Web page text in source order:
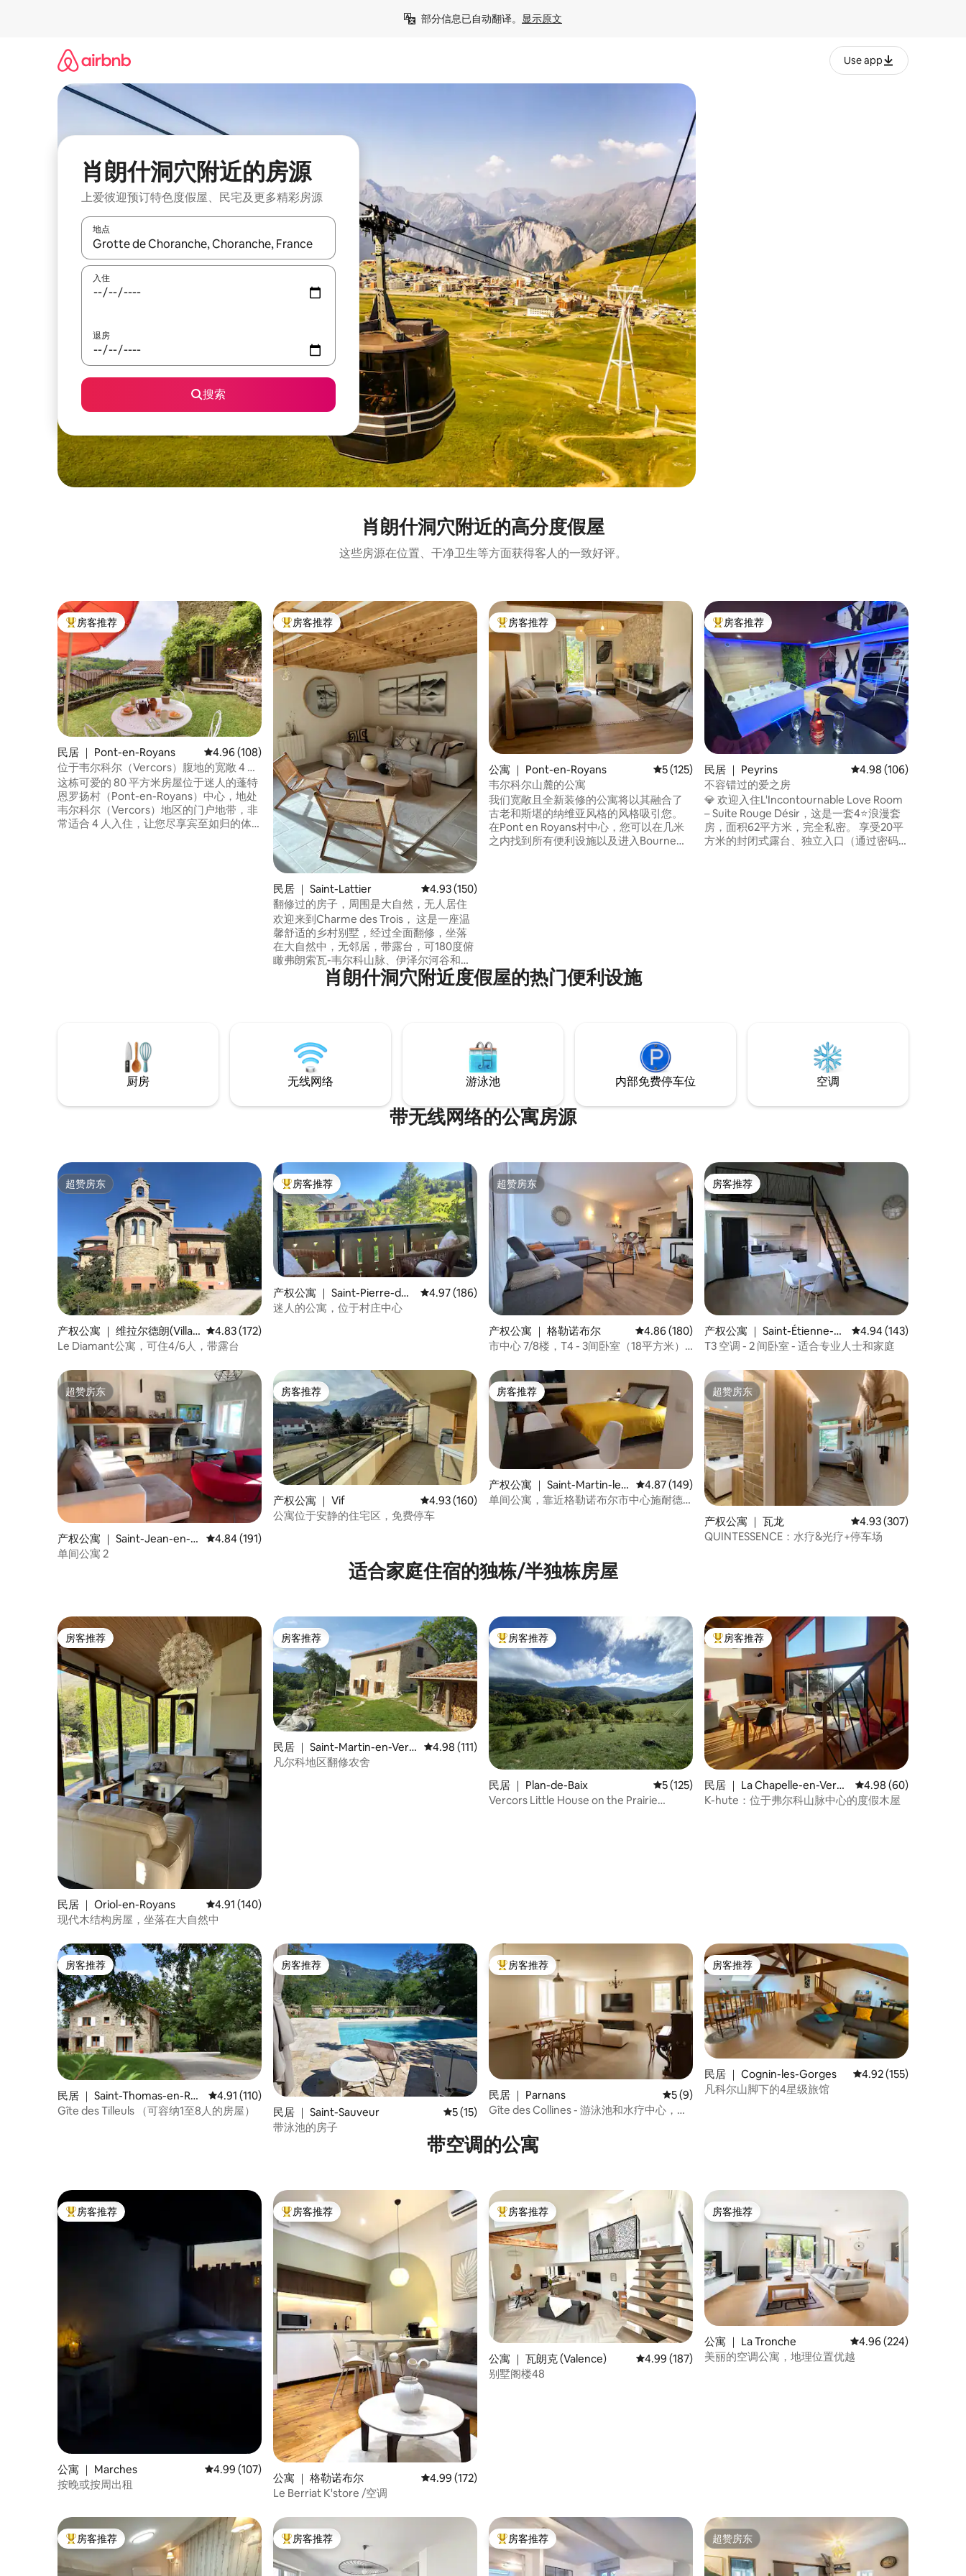
部分信息已自动翻译。 显示原文
Use app
肖朗什洞穴附近的房源
上爱彼迎预订特色度假屋、民宅及更多精彩房源
地点
如有搜索结果，请使用上下方向键查看，或通过点击或滑动手势浏览。
入住
退房
搜索
肖朗什洞穴附近的高分度假屋
这些房源在位置、干净卫生等方面获得客人的一致好评。
热门「房客推荐」
房客推荐
民居 ｜ Pont-en-Royans 平均评分 4.96 分（满分 5 分），共 108 条评价
4.96 (108)
位于韦尔科尔（Vercors）腹地的宽敞 4 人
温馨房源
这栋可爱的 80 平方米房屋位于迷人的蓬特
恩罗扬村（Pont-en-Royans）中心，地处
韦尔科尔（Vercors）地区的门户地带，非
常适合 4 人入住，让您尽享宾至如归的体
热门「房客推荐」
房客推荐
民居 ｜ Saint-Lattier 平均评分 4.93 分（满分 5 分），共 150 条评价
4.93 (150)
翻修过的房子，周围是大自然，无人居住
欢迎来到Charme des Trois， 这是一座温
馨舒适的乡村别墅，经过全面翻修，坐落
在大自然中，无邻居，带露台，可180度俯
瞰弗朗索瓦-韦尔科山脉、伊泽尔河谷和德
Noiraude：设计和精致 - 普罗旺斯风格：
住得愉快！
热门「房客推荐」
房客推荐
公寓 ｜ Pont-en-Royans 平均评分 5 分（满分 5 分），共 125 条评价
5 (125)
韦尔科尔山麓的公寓
我们宽敞且全新装修的公寓将以其融合了
古老和斯堪的纳维亚风格的风格吸引您。
在Pont en Royans村中心，您可以在几米
之内找到所有便利设施以及进入Bourne游
热门「房客推荐」
房客推荐
民居 ｜ Peyrins 平均评分 4.98 分（满
4.98 (106)
不容错过的爱之房
💎 欢迎入住L'Incontournable Love Room
– Suite Rouge Désir，这是一套4⭐浪漫套
房，面积62平方米，完全私密。 享受20平
方米的封闭式露台、独立入口（通过密码
肖朗什洞穴附近度假屋的热门便利设施
厨房 无线网络 游泳池 内部免费停车位 空调
带无线网络的公寓房源
超赞房东
超赞房东
产权公寓 ｜ 维拉尔德朗(Villar
d-de-Lans)
平均评分 4.83 分（满分 5 分），共 172 条评价
4.83 (172)
Le Diamant公寓，可住4/6人，带露台
热门「房客推荐」
房客推荐
产权公寓 ｜ Saint-Pierre-de-
Chartreuse
平均评分 4.97 分（满分 5 分），共 186 条评价
4.97 (186)
迷人的公寓，位于村庄中心
超赞房东
超赞房东
产权公寓 ｜ 格勒诺布尔 平均评分 4.86 分（满分 5 分），共 180 条评价
4.86 (180)
市中心 7/8楼，T4 - 3间卧室（18平方米）3
房客推荐
房客推荐
产权公寓 ｜ Saint-Étienne-d
e-Saint-Geoirs
平均评分 4.94 分（满
4.94 (143)
T3 空调 - 2 间卧室 - 适合专业人士和家庭
超赞房东
超赞房东
产权公寓 ｜ Saint-Jean-en-R
oyans
平均评分 4.84 分（满分 5 分），共 191 条评价
4.84 (191)
单间公寓 2
房客推荐
房客推荐
产权公寓 ｜ Vif 平均评分 4.93 分（满分 5 分），共 160 条评价
4.93 (160)
公寓位于安静的住宅区，免费停车
房客推荐
房客推荐
产权公寓 ｜ Saint-Martin-le-
Vinoux
平均评分 4.87 分（满分 5 分），共 149 条评价
4.87 (149)
单间公寓，靠近格勒诺布尔市中心施耐德
超赞房东
超赞房东
产权公寓 ｜ 瓦龙 平均评分 4.93 分（满
4.93 (307)
QUINTESSENCE：水疗&光疗+停车场
适合家庭住宿的独栋/半独栋房屋
房客推荐
房客推荐
民居 ｜ Oriol-en-Royans 平均评分 4.91 分（满分 5 分），共 140 条评价
4.91 (140)
现代木结构房屋，坐落在大自然中
房客推荐
房客推荐
民居 ｜ Saint-Martin-en-Verc
ors
平均评分 4.98 分（满分 5 分），共 111 条评价
4.98 (111)
凡尔科地区翻修农舍
热门「房客推荐」
房客推荐
民居 ｜ Plan-de-Baix 平均评分 5 分（满分 5 分），共 125 条评价
5 (125)
Vercors Little House on the Prairie
热门「房客推荐」
房客推荐
民居 ｜ La Chapelle-en-Verco
rs
平均评分 4.98 分（满
4.98 (60)
K-hute：位于弗尔科山脉中心的度假木屋
房客推荐
房客推荐
民居 ｜ Saint-Thomas-en-Ro
yans
平均评分 4.91 分（满分 5 分），共 110 条评价
4.91 (110)
Gîte des Tilleuls （可容纳1至8人的房屋）
房客推荐
房客推荐
民居 ｜ Saint-Sauveur 平均评分 5 分（满分 5 分），共 15 条评价
5 (15)
带泳池的房子
热门「房客推荐」
房客推荐
民居 ｜ Parnans 平均评分 5 分（满分 5 分），共 9 条评价
5 (9)
Gîte des Collines - 游泳池和水疗中心，无
房客推荐
房客推荐
民居 ｜ Cognin-les-Gorges 平均评分 4.92 分（满
4.92 (155)
凡科尔山脚下的4星级旅馆
带空调的公寓
热门「房客推荐」
房客推荐
公寓 ｜ Marches 平均评分 4.99 分（满分 5 分），共 107 条评价
4.99 (107)
按晚或按周出租
热门「房客推荐」
房客推荐
公寓 ｜ 格勒诺布尔 平均评分 4.99 分（满分 5 分），共 172 条评价
4.99 (172)
Le Berriat K'store /空调
热门「房客推荐」
房客推荐
公寓 ｜ 瓦朗克 (Valence) 平均评分 4.99 分（满分 5 分），共 187 条评价
4.99 (187)
别墅阁楼48
房客推荐
房客推荐
公寓 ｜ La Tronche 平均评分 4.96 分（满
4.96 (224)
美丽的空调公寓，地理位置优越
热门「房客推荐」
房客推荐 热门「房客推荐」
房客推荐 热门「房客推荐」
房客推荐 超赞房东
超赞房东